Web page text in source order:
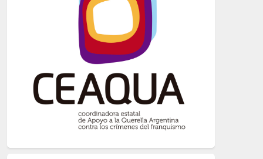
(607)
neofranquismo
(567)
Justicia Universal
Derechos Humanos
(522)
Nacionalcatolicismo
(514)